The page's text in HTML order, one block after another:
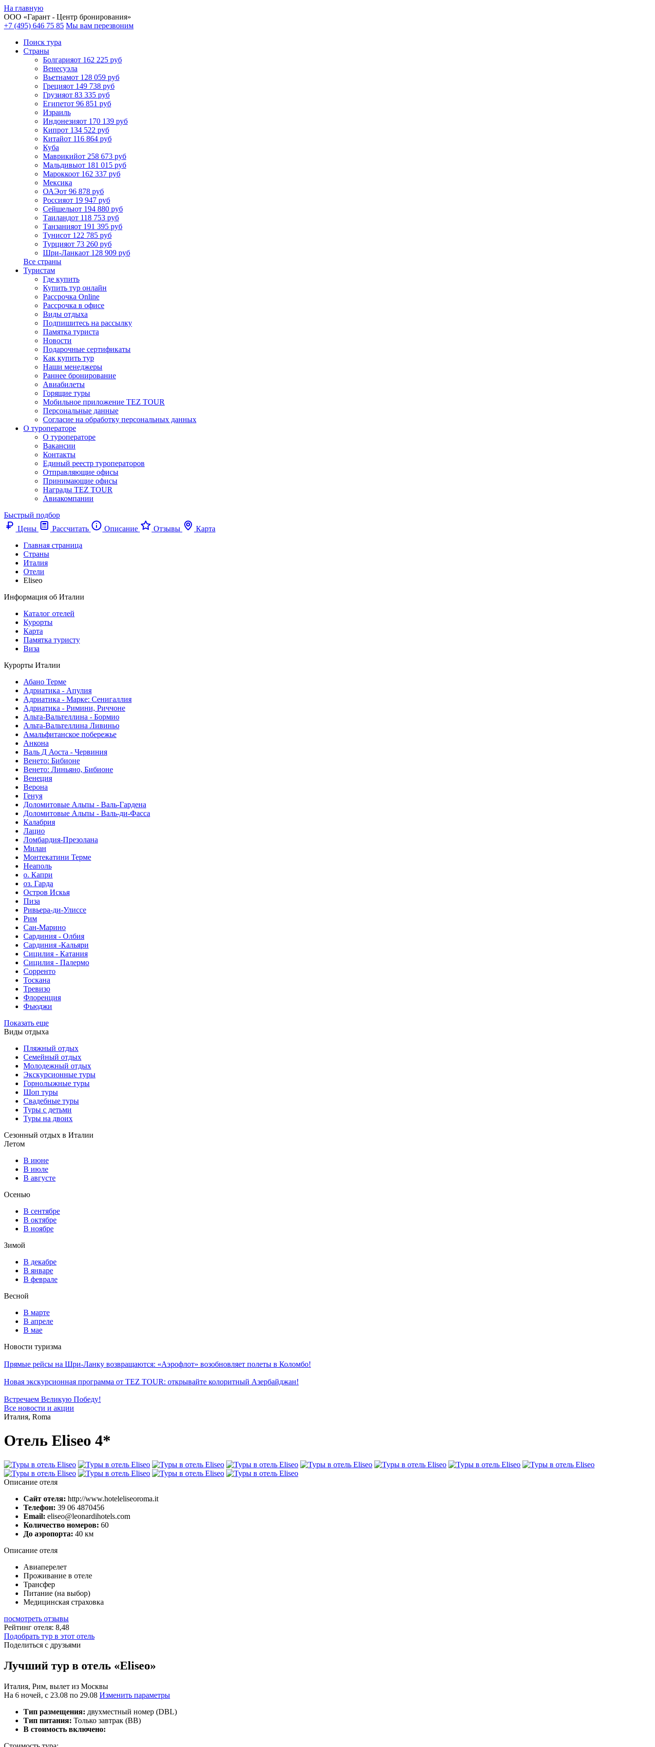
На главную
ООО «Гарант - Центр бронирования»
+7 (495) 646 75 85 Мы вам перезвоним
Поиск тура
Cтраны
Болгарияот 162 225 руб
Венесуэла
Вьетнамот 128 059 руб
Грецияот 149 738 руб
Грузияот 83 335 руб
Египетот 96 851 руб
Израиль
Индонезияот 170 139 руб
Кипрот 134 522 руб
Китайот 116 864 руб
Куба
Маврикийот 258 673 руб
Мальдивыот 181 015 руб
Мароккоот 162 337 руб
Мексика
ОАЭот 96 878 руб
Россияот 19 947 руб
Сейшелыот 194 880 руб
Таиландот 118 753 руб
Танзанияот 191 395 руб
Тунисот 122 785 руб
Турцияот 73 260 руб
Шри-Ланкаот 128 909 руб
Все страны
Туристам
Где купить
Купить тур онлайн
Рассрочка Online
Рассрочка в офисе
Виды отдыха
Подпишитесь на рассылку
Памятка туриста
Новости
Подарочные сертификаты
Как купить тур
Наши менеджеры
Раннее бронирование
Авиабилеты
Горящие туры
Мобильное приложение TEZ TOUR
Персональные данные
Согласие на обработку персональных данных
О туроператоре
О туроператоре
Вакансии
Контакты
Единый реестр туроператоров
Отправляющие офисы
Принимающие офисы
Награды TEZ TOUR
Авиакомпании
Быстрый подбор
Цены
Рассчитать Описание Отзывы
Карта
Главная страница
Cтраны
Италия
Отели
Eliseo
Информация об Италии
Каталог отелей
Курорты
Карта
Памятка туристу
Виза
Курорты Италии
Абано Терме
Адриатика - Апулия
Адриатика - Марке: Сенигаллия
Адриатика - Римини, Риччоне
Альта-Вальтеллина - Бормио
Альта-Вальтеллина Ливиньо
Амальфитанское побережье
Анкона
Валь Д Аоста - Червиния
Венето: Бибионе
Венето: Линьяно, Бибионе
Венеция
Верона
Генуя
Доломитовые Альпы - Валь-Гардена
Доломитовые Альпы - Валь-ди-Фасса
Калабрия
Лацио
Ломбардия-Презолана
Милан
Монтекатини Терме
Неаполь
о. Капри
оз. Гарда
Остров Искья
Пиза
Ривьера-ди-Улиссе
Рим
Сан-Марино
Сардиния - Олбия
Сардиния -Кальяри
Сицилия - Катания
Сицилия - Палермо
Сорренто
Тоскана
Тревизо
Флоренция
Фьюджи
Показать еще
Виды отдыха
Пляжный отдых
Семейный отдых
Молодежный отдых
Экскурсионные туры
Горнолыжные туры
Шоп туры
Свадебные туры
Туры с детьми
Туры на двоих
Сезонный отдых в Италии
Летом
В июне
В июле
В августе
Осенью
В сентябре
В октябре
В ноябре
Зимой
В декабре
В январе
В феврале
Весной
В марте
В апреле
В мае
Новости туризма
Прямые рейсы на Шри-Ланку возвращаются: «Аэрофлот» возобновляет полеты в Коломбо!
Новая экскурсионная программа от TEZ TOUR: открывайте колоритный Азербайджан!
Встречаем Великую Победу!
Все новости и акции
Италия, Roma
Отель Eliseo 4*
Описание отеля
Сайт отеля: http://www.hoteleliseoroma.it
Телефон: 39 06 4870456
Email: eliseo@leonardihotels.com
Количество номеров: 60
До аэропорта: 40 км
Описание отеля
Авиаперелет
Проживание в отеле
Трансфер
Питание (на выбор)
Медицинская страховка
посмотреть отзывы
Рейтинг отеля: 8,48
Подобрать тур в этот отель
Поделиться с друзьями
Лучший тур в отель «Eliseo»
Италия, Рим, вылет из Москвы
На 6 ночей, с 23.08 по 29.08 Изменить параметры
Тип размещения: двухместный номер (DBL)
Тип питания: Только завтрак (BB)
В стоимость включено: